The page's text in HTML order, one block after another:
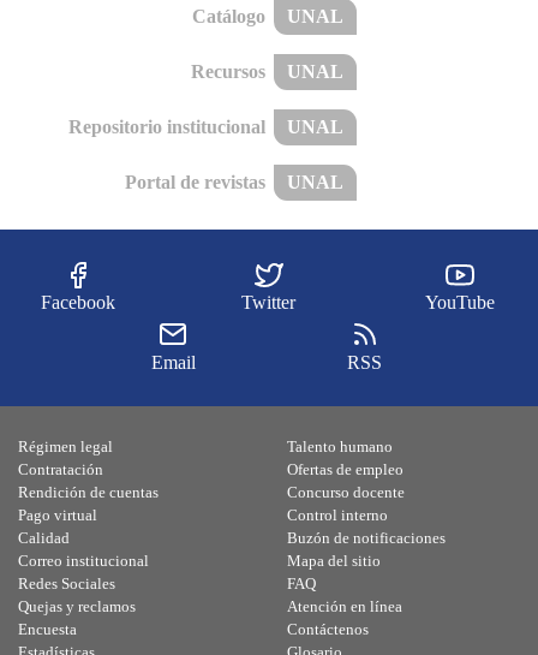
Catálogo UNAL
Recursos UNAL
Repositorio institucional UNAL
Portal de revistas UNAL
Facebook Twitter YouTube
Email RSS
Régimen legal
Contratación
Rendición de cuentas
Pago virtual
Calidad
Talento humano
Ofertas de empleo
Concurso docente
Control interno
Buzón de notificaciones
Correo institucional
Redes Sociales
Quejas y reclamos
Encuesta
Mapa del sitio
FAQ
Atención en línea
Contáctenos